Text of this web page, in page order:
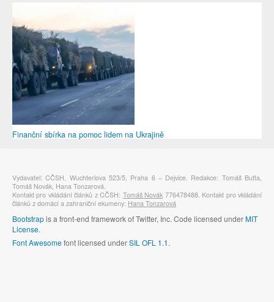
Finanční sbírka na pomoc lidem na Ukrajině
Vydavatel: CČSH, Wuchterlova 523/5, Praha 6 – Dejvice. Redakce: Tomáš Butta,
Tomáš Novák, Hana Tonzarová.
Kontakt pro vkládání článků z CČSH: Tomáš Novák 776478488. Kontakt pro vkládání
článků z domácí a zahraniční ekumeny: Hana Tonzarová
Bootstrapis a front-end framework of Twitter, Inc. Code licensed underMIT
License.
Font Awesomefont licensed underSIL OFL 1.1.